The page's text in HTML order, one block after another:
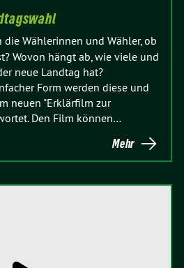
die Wählerinnen und Wähler, ob
Wovon hängt ab, wie viele und
neue Landtag hat?
Form werden diese und
neuen "Erklärfilm zur
Den Film können…
Mehr